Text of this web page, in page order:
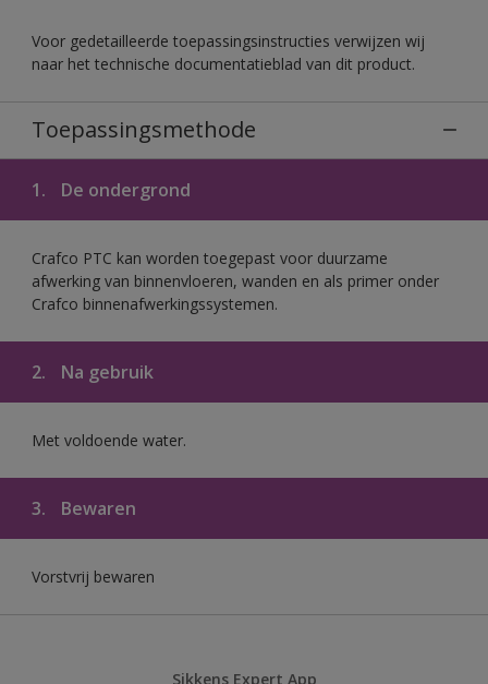
Voor gedetailleerde toepassingsinstructies verwijzen wij
naar het technische documentatieblad van dit product.
Toepassingsmethode
1. De ondergrond
Crafco PTC kan worden toegepast voor duurzame
afwerking van binnenvloeren, wanden en als primer onder
Crafco binnenafwerkingssystemen.
2. Na gebruik
Met voldoende water.
3. Bewaren
Vorstvrij bewaren
Sikkens Expert App